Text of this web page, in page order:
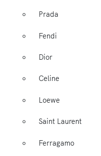
Prada
Fendi
Dior
Celine
Loewe
Saint Laurent
Ferragamo